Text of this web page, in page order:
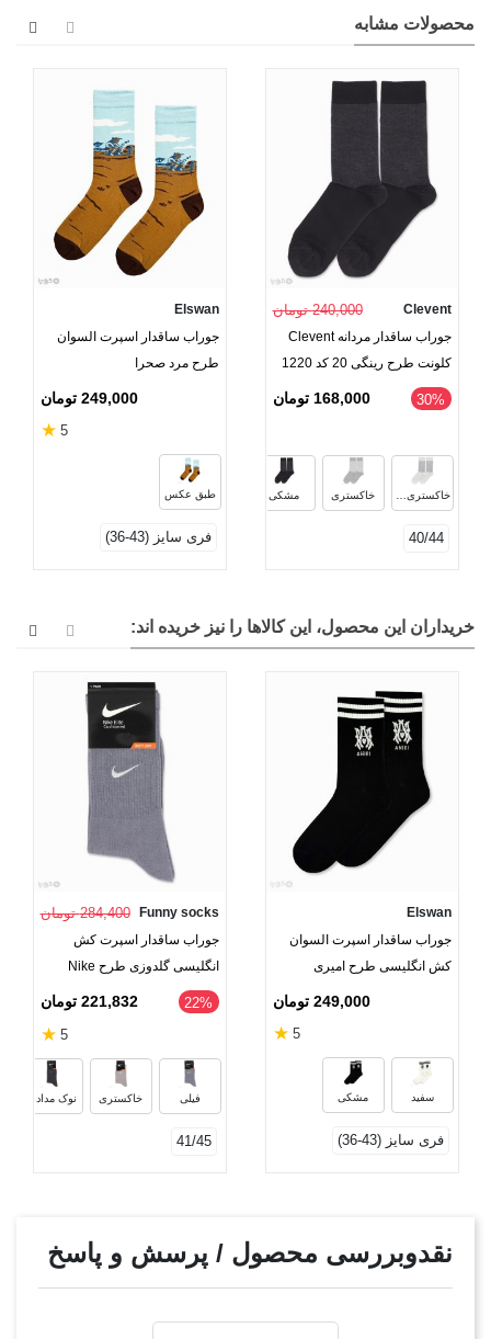
محصولات مشابه
Clevent 240,000 تومان
جوراب ساقدار مردانه Clevent
کلونت طرح رینگی 20 کد 1220
‎30% 168,000 تومان
خاکستری مشکی
سرمه‌ای
40/44
Elswan
جوراب ساقدار اسپرت السوان
طرح مرد صحرا
249,000 تومان
5
★
طبق عکس
فری سایز (43-36)
خریداران این محصول، این کالاها را نیز خریده اند:
Elswan
جوراب ساقدار اسپرت السوان
کش انگلیسی طرح امیری
249,000 تومان
5
★
سفید مشکی
فری سایز (43-36)
Funny socks 284,400 تومان
جوراب ساقدار اسپرت کش
انگلیسی گلدوزی طرح Nike
طیف خاکستری
‎22% 221,832 تومان
5
★
فیلی خاکستری نوک مدادی
41/45
نقدوبررسی محصول / پرسش و پاسخ